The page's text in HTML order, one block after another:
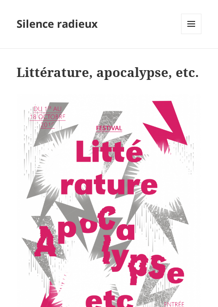
Silence radieux
Littérature, apocalypse, etc.